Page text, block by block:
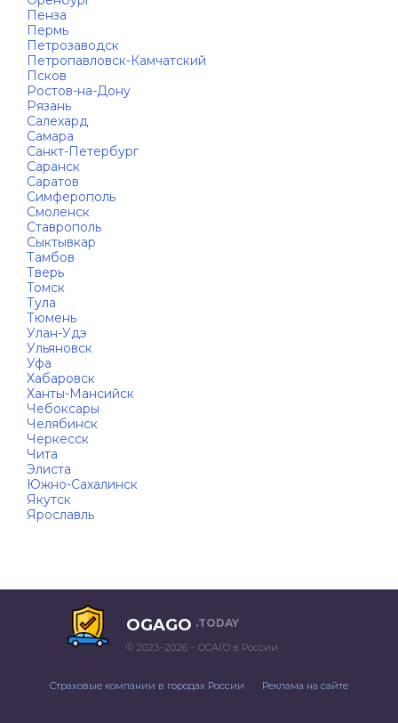
Пенза
Пермь
Петрозаводск
Петропавловск-Камчатский
Псков
Ростов-на-Дону
Рязань
Салехард
Самара
Санкт-Петербург
Саранск
Саратов
Симферополь
Смоленск
Ставрополь
Сыктывкар
Тамбов
Тверь
Томск
Тула
Тюмень
Улан-Удэ
Ульяновск
Уфа
Хабаровск
Ханты-Мансийск
Чебоксары
Челябинск
Черкесск
Чита
Элиста
Южно-Сахалинск
Якутск
Ярославль
OGAGO .TODAY
© 2023–2026 – ОСАГО в России
Страховые компании в городах России Реклама на сайте